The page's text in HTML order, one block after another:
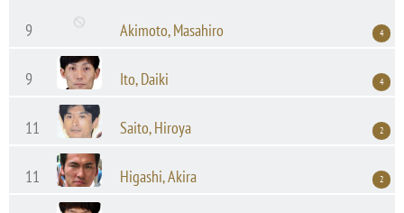
9 Akimoto, Masahiro 4
9 Ito, Daiki 4
11 Saito, Hiroya 2
11 Higashi, Akira 2